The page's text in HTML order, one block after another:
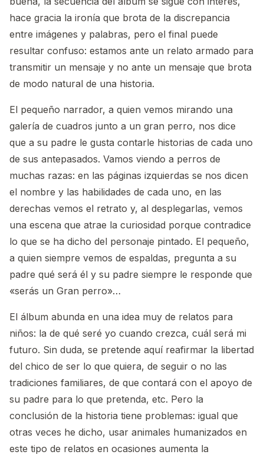
hace gracia la ironía que brota de la discrepancia
entre imágenes y palabras, pero el final puede
resultar confuso: estamos ante un relato armado para
transmitir un mensaje y no ante un mensaje que brota
de modo natural de una historia.
El pequeño narrador, a quien vemos mirando una
galería de cuadros junto a un gran perro, nos dice
que a su padre le gusta contarle historias de cada uno
de sus antepasados. Vamos viendo a perros de
muchas razas: en las páginas izquierdas se nos dicen
el nombre y las habilidades de cada uno, en las
derechas vemos el retrato y, al desplegarlas, vemos
una escena que atrae la curiosidad porque contradice
lo que se ha dicho del personaje pintado. El pequeño,
a quien siempre vemos de espaldas, pregunta a su
padre qué será él y su padre siempre le responde que
«serás un Gran perro»…
El álbum abunda en una idea muy de relatos para
niños: la de qué seré yo cuando crezca, cuál será mi
futuro. Sin duda, se pretende aquí reafirmar la libertad
del chico de ser lo que quiera, de seguir o no las
tradiciones familiares, de que contará con el apoyo de
su padre para lo que pretenda, etc. Pero la
conclusión de la historia tiene problemas: igual que
otras veces he dicho, usar animales humanizados en
este tipo de relatos en ocasiones aumenta la